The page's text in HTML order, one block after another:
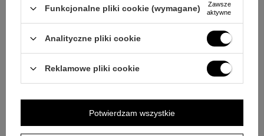
W PROMOCJI PROMOCJA DNIA
Srebrny naszyjnik pr. 925 z zawieszką z kilku
76,95 zł
Funkcjonalne pliki cookie (wymagane)
Zawsze
aktywne
Analityczne pliki cookie
Reklamowe pliki cookie
Potwierdzam wszystkie